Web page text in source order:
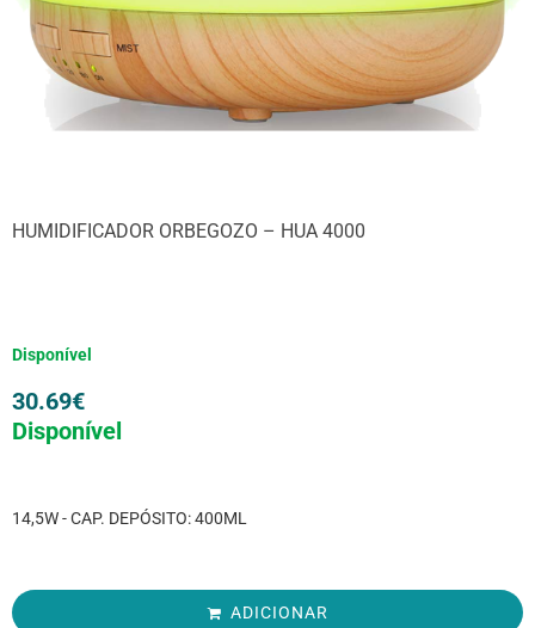
HUMIDIFICADOR ORBEGOZO – HUA 4000
Disponível
30.69€
Disponível
14,5W - CAP. DEPÓSITO: 400ML
ADICIONAR